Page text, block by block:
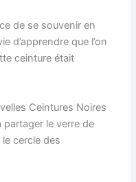
de se souvenir en
d’apprendre que l’on
ceinture était
Ceintures Noires
le verre de
cercle des